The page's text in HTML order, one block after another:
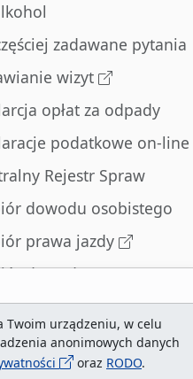
Twoim urządzeniu, w celu
anonimowych danych
oraz RODO.
zadawane pytania
wizyt
opłat za odpady
podatkowe on-line
Rejestr Spraw
dowodu osobistego
prawa jazdy
dowodu
dowody